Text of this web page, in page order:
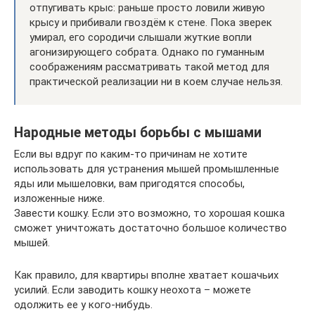
отпугивать крыс: раньше просто ловили живую
крысу и прибивали гвоздём к стене. Пока зверек
умирал, его сородичи слышали жуткие вопли
агонизирующего собрата. Однако по гуманным
соображениям рассматривать такой метод для
практической реализации ни в коем случае нельзя.
Народные методы борьбы с мышами
Если вы вдруг по каким-то причинам не хотите
использовать для устранения мышей промышленные
яды или мышеловки, вам пригодятся способы,
изложенные ниже.
Завести кошку. Если это возможно, то хорошая кошка
сможет уничтожать достаточно большое количество
мышей.
Как правило, для квартиры вполне хватает кошачьих
усилий. Если заводить кошку неохота – можете
одолжить ее у кого-нибудь.